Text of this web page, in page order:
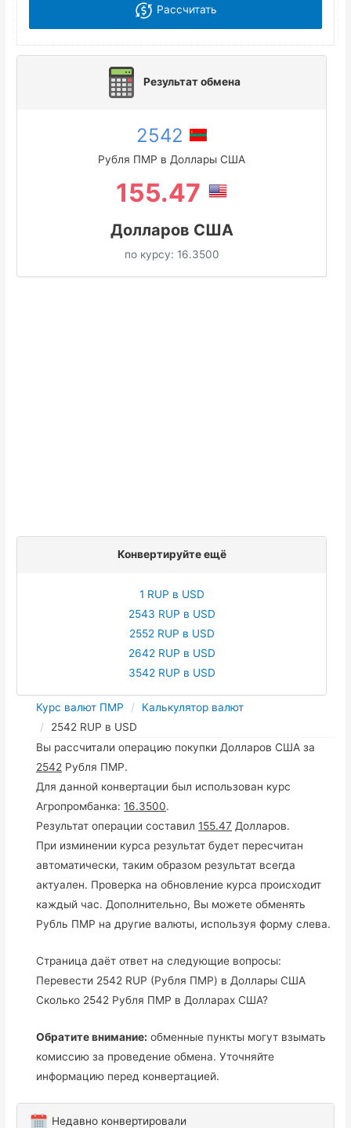
Рассчитать
Результат обмена
2542
Рубля ПМР в Доллары США
155.47
Долларов США
по курсу: 16.3500
Конвертируйте ещё
1 RUP в USD
2543 RUP в USD
2552 RUP в USD
2642 RUP в USD
3542 RUP в USD
Курс валют ПМР
Калькулятор валют
2542 RUP в USD
Вы рассчитали операцию покупки Долларов США за
2542 Рубля ПМР.
Для данной конвертации был использован курс
Агропромбанка:16.3500.
Результат операции составил155.47 Долларов.
При изминении курса результат будет пересчитан
автоматически, таким образом результат всегда
актуален. Проверка на обновление курса происходит
каждый час. Дополнительно, Вы можете обменять
Рубль ПМР на другие валюты, используя форму слева.
Страница даёт ответ на следующие вопросы:
Перевести 2542 RUP (Рубля ПМР) в Доллары США
Сколько 2542 Рубля ПМР в Долларах США?
Обратите внимание: обменные пункты могут взымать
комиссию за проведение обмена. Уточняйте
информацию перед конвертацией.
Недавно конвертировали